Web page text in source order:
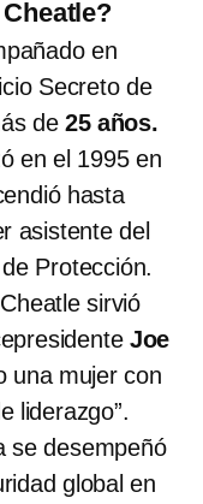
en
Secreto de
de 25 años.
en el 1995 en
hasta
asistente del
Protección.
sirvió
Joe
una mujer con
liderazgo”.
se desempeñó
global en